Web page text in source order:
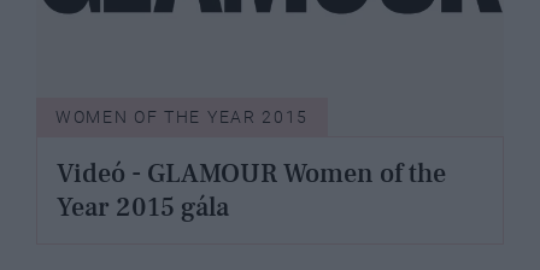
WOMEN OF THE YEAR 2015
Videó - GLAMOUR Women of the
Year 2015 gála